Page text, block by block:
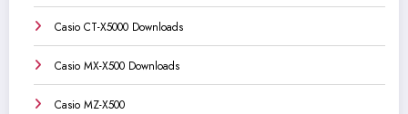
Casio CT-X5000 Downloads
Casio MX-X500 Downloads
Casio MZ-X500